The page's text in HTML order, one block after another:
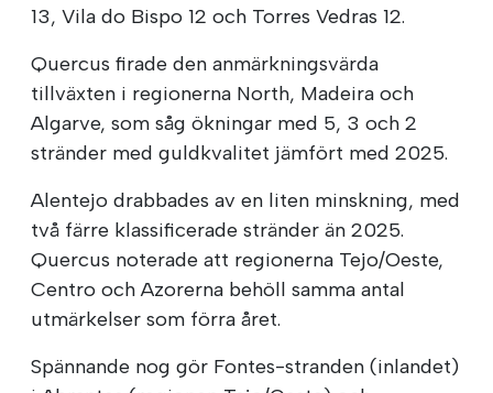
13, Vila do Bispo 12 och Torres Vedras 12.
Quercus firade den anmärkningsvärda
tillväxten i regionerna North, Madeira och
Algarve, som såg ökningar med 5, 3 och 2
stränder med guldkvalitet jämfört med 2025.
Alentejo drabbades av en liten minskning, med
två färre klassificerade stränder än 2025.
Quercus noterade att regionerna Tejo/Oeste,
Centro och Azorerna behöll samma antal
utmärkelser som förra året.
Spännande nog gör Fontes-stranden (inlandet)